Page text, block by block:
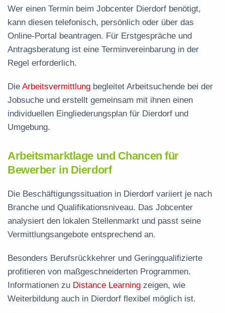
Wer einen Termin beim Jobcenter Dierdorf benötigt,
kann diesen telefonisch, persönlich oder über das
Online-Portal beantragen. Für Erstgespräche und
Antragsberatung ist eine Terminvereinbarung in der
Regel erforderlich.
Die Arbeitsvermittlung begleitet Arbeitsuchende bei der
Jobsuche und erstellt gemeinsam mit ihnen einen
individuellen Eingliederungsplan für Dierdorf und
Umgebung.
Arbeitsmarktlage und Chancen für
Bewerber in Dierdorf
Die Beschäftigungssituation in Dierdorf variiert je nach
Branche und Qualifikationsniveau. Das Jobcenter
analysiert den lokalen Stellenmarkt und passt seine
Vermittlungsangebote entsprechend an.
Besonders Berufsrückkehrer und Geringqualifizierte
profitieren von maßgeschneiderten Programmen.
Informationen zu Distance Learning zeigen, wie
Weiterbildung auch in Dierdorf flexibel möglich ist.